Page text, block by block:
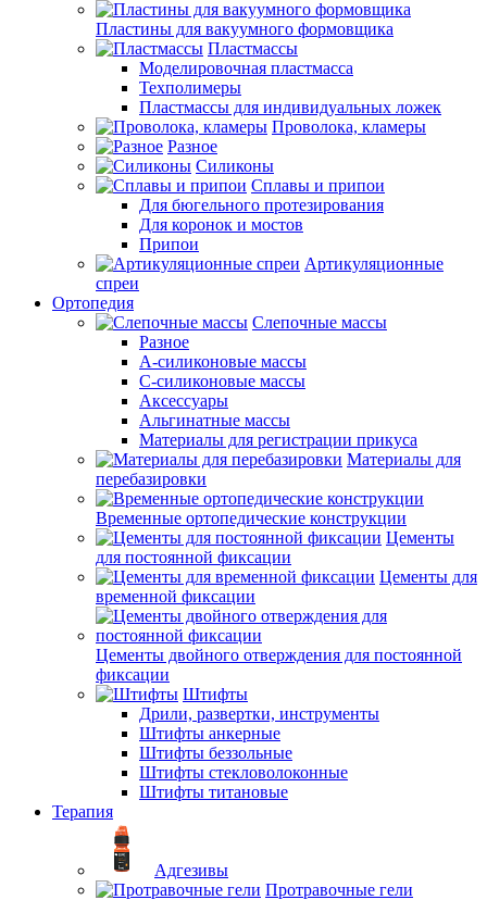
Пластины для вакуумного формовщика
Пластмассы
Моделировочная пластмасса
Техполимеры
Пластмассы для индивидуальных ложек
Проволока, кламеры
Разное
Силиконы
Сплавы и припои
Для бюгельного протезирования
Для коронок и мостов
Припои
Артикуляционные
спреи
Ортопедия
Слепочные массы
Разное
А-силиконовые массы
С-силиконовые массы
Аксессуары
Альгинатные массы
Материалы для регистрации прикуса
Материалы для
перебазировки
Временные ортопедические конструкции
Цементы
для постоянной фиксации
Цементы для
временной фиксации
Цементы двойного отверждения для постоянной
фиксации
Штифты
Дрили, развертки, инструменты
Штифты анкерные
Штифты беззольные
Штифты стекловолоконные
Штифты титановые
Терапия
Адгезивы
Протравочные гели